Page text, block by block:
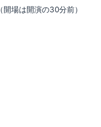
場は開演の30分前）